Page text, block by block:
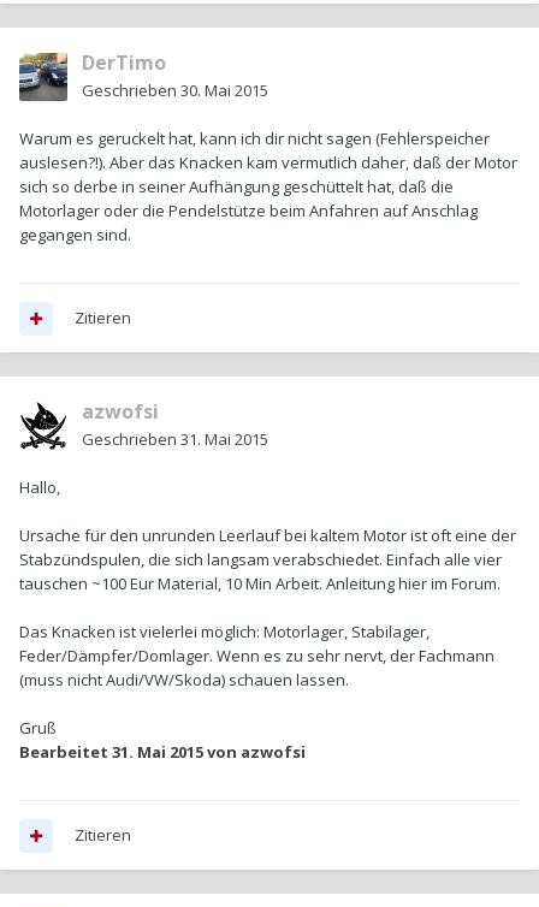
DerTimo
Geschrieben 30. Mai 2015
Warum es geruckelt hat, kann ich dir nicht sagen (Fehlerspeicher
auslesen?!). Aber das Knacken kam vermutlich daher, daß der Motor
sich so derbe in seiner Aufhängung geschüttelt hat, daß die
Motorlager oder die Pendelstütze beim Anfahren auf Anschlag
gegangen sind.
Zitieren
azwofsi
Geschrieben 31. Mai 2015
Hallo,
Ursache für den unrunden Leerlauf bei kaltem Motor ist oft eine der
Stabzündspulen, die sich langsam verabschiedet. Einfach alle vier
tauschen ~100 Eur Material, 10 Min Arbeit. Anleitung hier im Forum.
Das Knacken ist vielerlei möglich: Motorlager, Stabilager,
Feder/Dämpfer/Domlager. Wenn es zu sehr nervt, der Fachmann
(muss nicht Audi/VW/Skoda) schauen lassen.
Gruß
Bearbeitet 31. Mai 2015von azwofsi
Zitieren